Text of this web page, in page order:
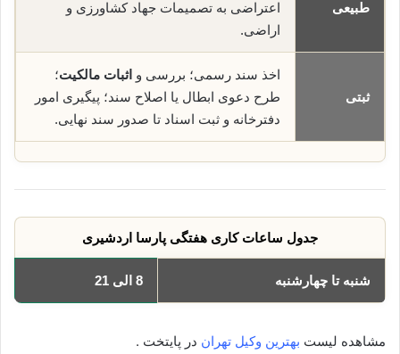
طبیعی
اعتراضی به تصمیمات جهاد کشاورزی و
اراضی.
ثبتی
اخذ سند رسمی؛ بررسی و اثبات مالکیت؛
طرح دعوی ابطال یا اصلاح سند؛ پیگیری امور
دفترخانه و ثبت اسناد تا صدور سند نهایی.
جدول ساعات کاری هفتگی پارسا اردشیری
شنبه تا چهارشنبه 8 الی 21
مشاهده لیست بهترین وکیل تهران در پایتخت .